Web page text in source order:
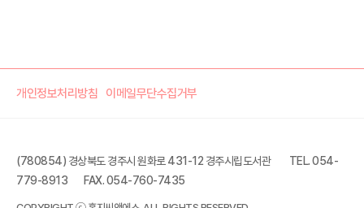
개인정보처리방침 이메일무단수집거부
(780854) 경상북도 경주시 원화로 431-12 경주시립도서관
TEL. 054-
779-8913
FAX. 054-760-7435